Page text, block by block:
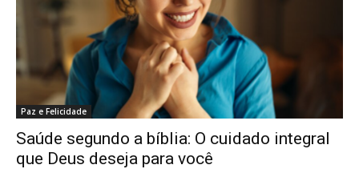
Paz e Felicidade
Saúde segundo a bíblia: O cuidado integral
que Deus deseja para você